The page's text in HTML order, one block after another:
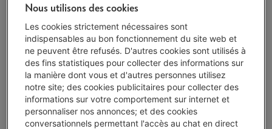
Nous utilisons des cookies
Les cookies strictement nécessaires sont
indispensables au bon fonctionnement du site web et
ne peuvent être refusés. D'autres cookies sont utilisés à
des fins statistiques pour collecter des informations sur
la manière dont vous et d'autres personnes utilisez
notre site; des cookies publicitaires pour collecter des
informations sur votre comportement sur internet et
personnaliser nos annonces; et des cookies
conversationnels permettant l'accès au chat en direct